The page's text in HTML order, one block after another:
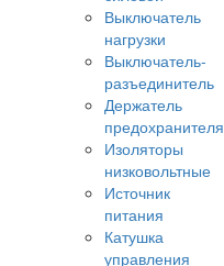
Выключатель
нагрузки
Выключатель-
разъединитель
Держатель
предохранителя
Изоляторы
низковольтные
Источник
питания
Катушка
управления